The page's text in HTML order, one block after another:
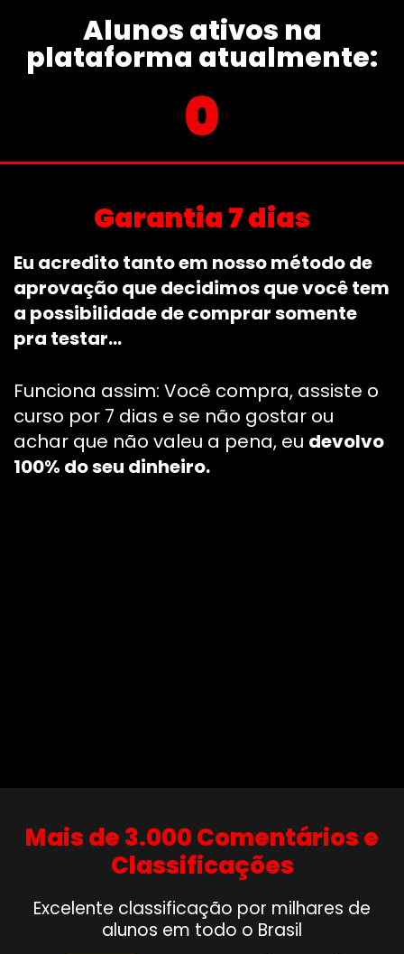
Alunos ativos na
plataforma atualmente:
0
Garantia 7 dias
Eu acredito tanto em nosso método de
aprovação que decidimos que você tem
a possibilidade de comprar somente
pra testar…
Funciona assim: Você compra, assiste o
curso por 7 dias e se não gostar ou
achar que não valeu a pena, eu devolvo
100% do seu dinheiro.
Mais de 3.000 Comentários e
Classificações
Excelente classificação por milhares de
alunos em todo o Brasil